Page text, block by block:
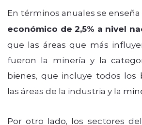
En términos anuales se enseña
económico de 2,5% a nivel
que las áreas que más
fueron la minería y la
bienes, que incluye todos los
las áreas de la industria y la
Por otro lado, los sectores del